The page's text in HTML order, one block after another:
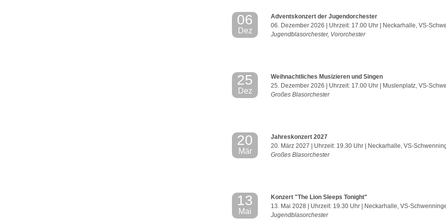
06
Dez
Adventskonzert der Jugendorchester
06. Dezember 2026 | Uhrzeit: 17.00 Uhr | Neckarhalle, VS-
Jugendblasorchester, Vororchester
25
Dez
Weihnachtliches Musizieren und Singen
25. Dezember 2026 | Uhrzeit: 17.00 Uhr | Muslenplatz, VS-
Großes Blasorchester
20
Mär
Jahreskonzert 2027
20. März 2027 | Uhrzeit: 19.30 Uhr | Neckarhalle, VS-
Großes Blasorchester
13
Mai
Konzert "The Lion Sleeps Tonight"
13. Mai 2028 | Uhrzeit: 19.30 Uhr | Neckarhalle, VS-
Jugendblasorchester